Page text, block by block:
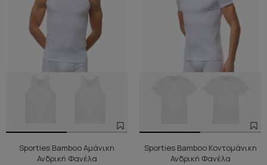
Sporties Bamboo Αμάνικη
Ανδρική Φανέλα
Sporties Bamboo Κοντομάνικη
Ανδρική Φανέλα